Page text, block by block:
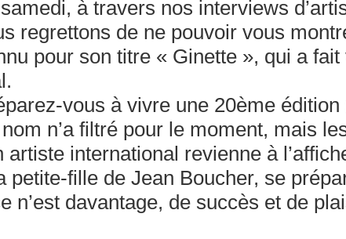
à travers nos interviews
regrettons de ne pouvoir vous
pour son titre « Ginette », qui a
vous à vivre une 20ème
n’a filtré pour le moment, mais
artiste international revienne à
petite-fille de Jean Boucher, se
n’est davantage, de succès et de